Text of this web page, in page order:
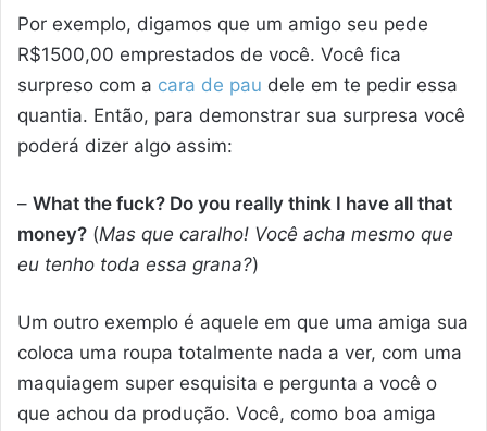
Por exemplo, digamos que um amigo seu pede
R$1500,00 emprestados de você. Você fica
surpreso com a cara de pau dele em te pedir essa
quantia. Então, para demonstrar sua surpresa você
poderá dizer algo assim:
– What the fuck? Do you really think I have all that
money? (Mas que caralho! Você acha mesmo que
eu tenho toda essa grana?)
Um outro exemplo é aquele em que uma amiga sua
coloca uma roupa totalmente nada a ver, com uma
maquiagem super esquisita e pergunta a você o
que achou da produção. Você, como boa amiga